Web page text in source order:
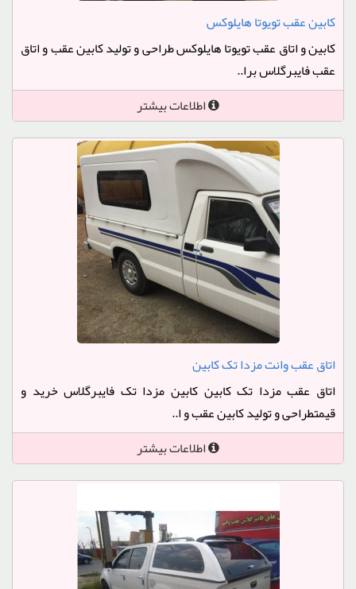
کابین عقب تویوتا هایلوکس
کابین و اتاق عقب تویوتا هایلوکس طراحی و تولید کابین عقب و اتاق
عقب فایبرگلاس برا..
اطلاعات بیشتر
اتاق عقب وانت مزدا تک کابین
اتاق عقب مزدا تک کابین کابین مزدا تک فایبرگلاس خرید و
قیمتطراحی و تولید کابین عقب و ا..
اطلاعات بیشتر